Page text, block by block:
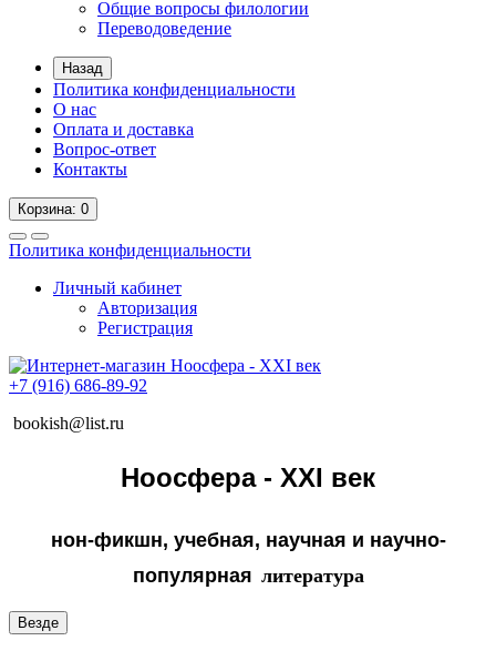
Общие вопросы филологии
Переводоведение
Назад
Политика конфиденциальности
О нас
Оплата и доставка
Вопрос-ответ
Контакты
Корзина: 0
Политика конфиденциальности
Личный кабинет
Авторизация
Регистрация
+7 (916) 686-89-92
bookish@list.ru
Ноосфера - XXI век
нон-фикшн, учебная, научная и научно-
популярная литература
Везде